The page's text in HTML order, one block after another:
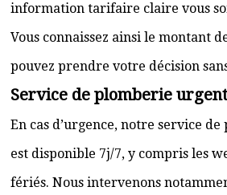
information tarifaire claire vous
Vous connaissez ainsi le montant
pouvez prendre votre décision
Service de plomberie
En cas d’urgence, notre service
est disponible 7j/7, y compris les
fériés. Nous intervenons